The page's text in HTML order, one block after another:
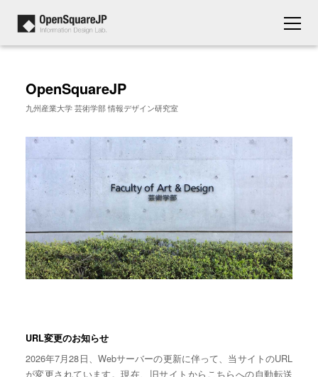
OpenSquareJP
九州産業大学 芸術学部 情報デザイン研究室
URL変更のお知らせ
2026年7月28日、Webサーバーの更新に伴って、当サイトのURL
が変更されています。現在、旧サイトからこちらへの自動転送